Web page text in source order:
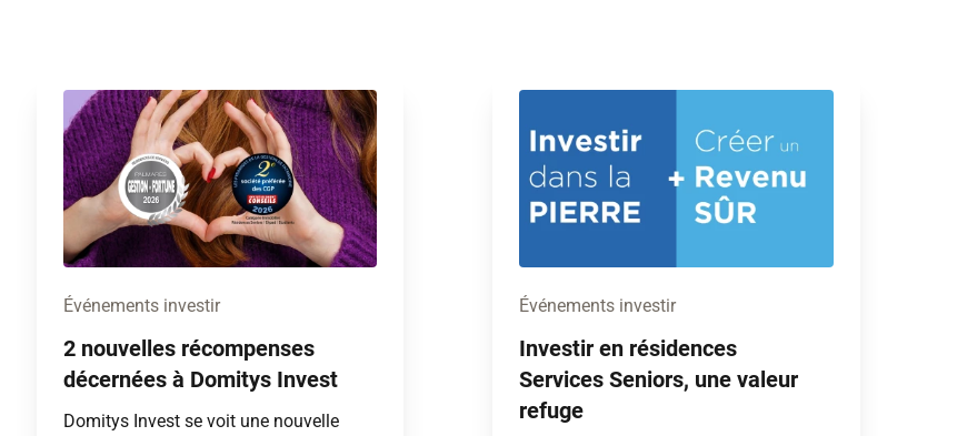
Événements investir
2 nouvelles récompenses
décernées à Domitys Invest
Domitys Invest se voit une nouvelle
Événements investir
Investir en résidences
Services Seniors, une valeur
refuge